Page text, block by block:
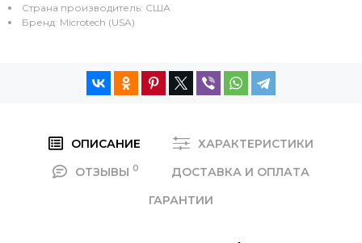
Страна производитель: США
Бренд: Microtech (USA)
ОПИСАНИЕ
ХАРАКТЕРИСТИКИ
ОТЗЫВЫ 0
ДОСТАВКА И ОПЛАТА
ГАРАНТИИ